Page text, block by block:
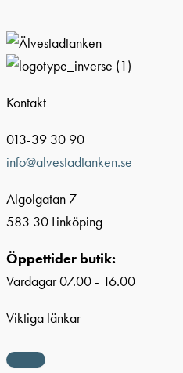
Kontakt
013-39 30 90
info@alvestadtanken.se
Algolgatan 7
583 30 Linköping
Öppettider butik:
Vardagar 07.00 - 16.00
Viktiga länkar